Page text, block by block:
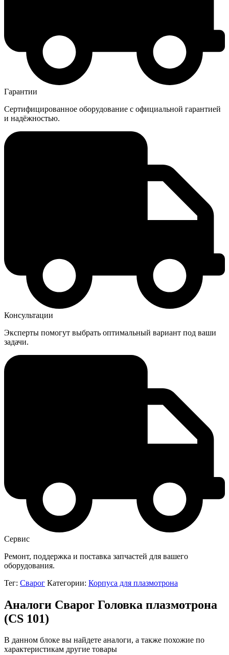
Гарантии
Сертифицированное оборудование с официальной гарантией
и надёжностью.
Консультации
Эксперты помогут выбрать оптимальный вариант под ваши
задачи.
Сервис
Ремонт, поддержка и поставка запчастей для вашего
оборудования.
Тег: Сварог Категории: Корпуса для плазмотрона
Аналоги Сварог Головка плазмотрона
(CS 101)
В данном блоке вы найдете аналоги, а также похожие по
характеристикам другие товары